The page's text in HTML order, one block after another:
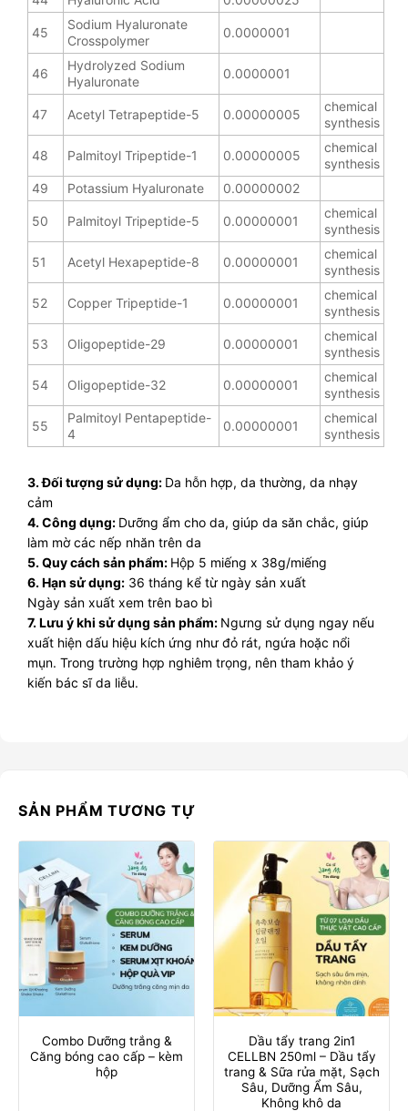
45
Sodium Hyaluronate
Crosspolymer
0.0000001
46
Hydrolyzed Sodium
Hyaluronate
0.0000001
47 Acetyl Tetrapeptide-5 0.00000005
chemical
synthesis
48 Palmitoyl Tripeptide-1 0.00000005
chemical
synthesis
49
Potassium Hyaluronate 0.00000002
50 Palmitoyl Tripeptide-5 0.00000001
chemical
synthesis
51 Acetyl Hexapeptide-8 0.00000001
chemical
synthesis
52 Copper Tripeptide-1 0.00000001
chemical
synthesis
53 Oligopeptide-29 0.00000001
chemical
synthesis
54 Oligopeptide-32 0.00000001
chemical
synthesis
55
Palmitoyl Pentapeptide-
4
0.00000001
chemical
synthesis
3. Đối tượng sử dụng: Da hỗn hợp, da thường, da nhạy
cảm
4. Công dụng: Dưỡng ẩm cho da, giúp da săn chắc, giúp
làm mờ các nếp nhăn trên da
5. Quy cách sản phẩm: Hộp 5 miếng x 38g/miếng
6. Hạn sử dụng: 36 tháng kể từ ngày sản xuất
Ngày sản xuất xem trên bao bì
7. Lưu ý khi sử dụng sản phẩm: Ngưng sử dụng ngay nếu
xuất hiện dấu hiệu kích ứng như đỏ rát, ngứa hoặc nổi
mụn. Trong trường hợp nghiêm trọng, nên tham khảo ý
kiến bác sĩ da liễu.
SẢN PHẨM TƯƠNG TỰ
Combo Dưỡng trắng &
Căng bóng cao cấp – kèm
hộp
Dầu tẩy trang 2in1
CELLBN 250ml – Dầu tẩy
trang & Sữa rửa mặt, Sạch
Sâu, Dưỡng Ẩm Sâu,
Không khô da